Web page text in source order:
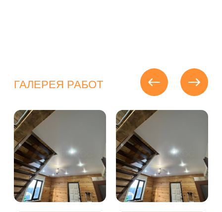
Варианты дизайна